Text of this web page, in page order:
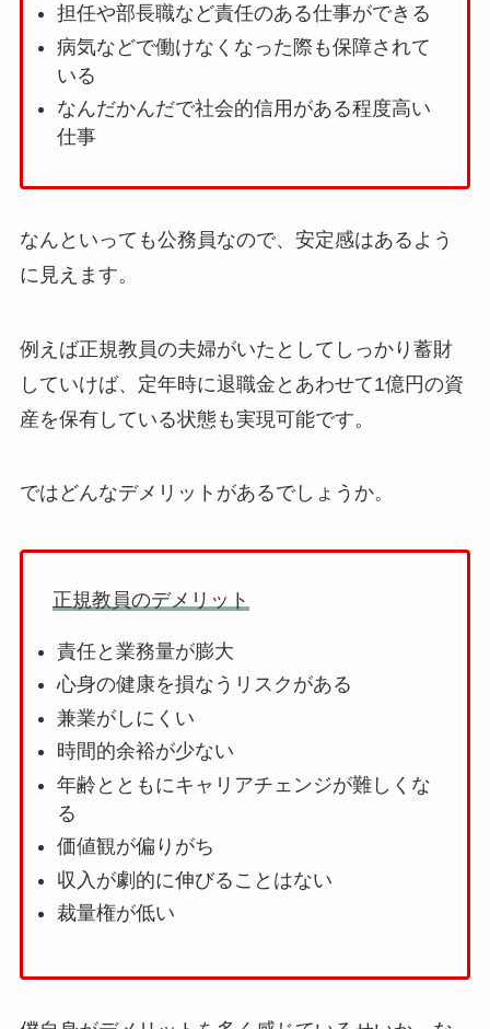
担任や部長職など責任のある仕事ができる
病気などで働けなくなった際も保障されて
いる
なんだかんだで社会的信用がある程度高い
仕事
なんといっても公務員なので、安定感はあるよう
に見えます。
例えば正規教員の夫婦がいたとしてしっかり蓄財
していけば、定年時に退職金とあわせて1億円の資
産を保有している状態も実現可能です。
ではどんなデメリットがあるでしょうか。
正規教員のデメリット
責任と業務量が膨大
心身の健康を損なうリスクがある
兼業がしにくい
時間的余裕が少ない
年齢とともにキャリアチェンジが難しくな
る
価値観が偏りがち
収入が劇的に伸びることはない
裁量権が低い